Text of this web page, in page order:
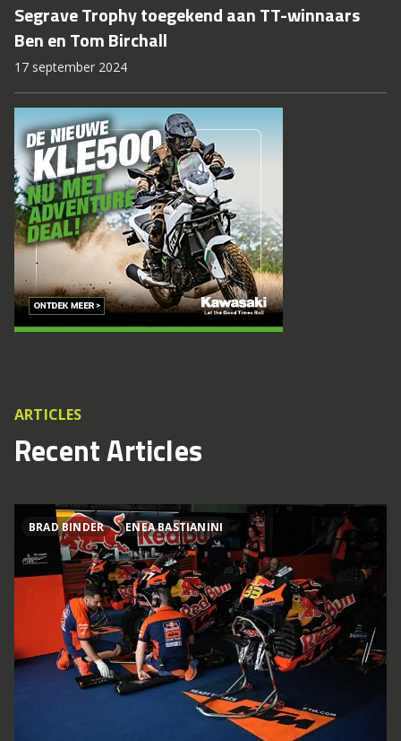
Segrave Trophy toegekend aan TT-winnaars
Ben en Tom Birchall
17 september 2024
ARTICLES
Recent Articles
BRAD BINDER ENEA BASTIANINI